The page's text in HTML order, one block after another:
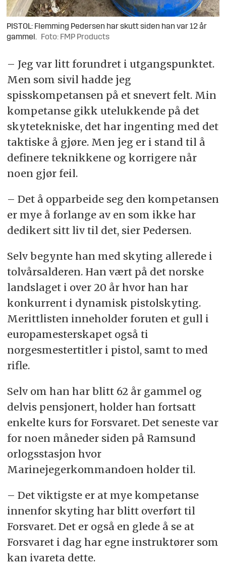
PISTOL: Flemming Pedersen har skutt siden han var 12 år
gammel.
Foto: FMP Products
– Jeg var litt forundret i utgangspunktet.
Men som sivil hadde jeg
spisskompetansen på et snevert felt. Min
kompetanse gikk utelukkende på det
skytetekniske, det har ingenting med det
taktiske å gjøre. Men jeg er i stand til å
definere teknikkene og korrigere når
noen gjør feil.
– Det å opparbeide seg den kompetansen
er mye å forlange av en som ikke har
dedikert sitt liv til det, sier Pedersen.
Selv begynte han med skyting allerede i
tolvårsalderen. Han vært på det norske
landslaget i over 20 år hvor han har
konkurrent i dynamisk pistolskyting.
Merittlisten inneholder foruten et gull i
europamesterskapet også ti
norgesmestertitler i pistol, samt to med
rifle.
Selv om han har blitt 62 år gammel og
delvis pensjonert, holder han fortsatt
enkelte kurs for Forsvaret. Det seneste var
for noen måneder siden på Ramsund
orlogsstasjon hvor
Marinejegerkommandoen holder til.
– Det viktigste er at mye kompetanse
innenfor skyting har blitt overført til
Forsvaret. Det er også en glede å se at
Forsvaret i dag har egne instruktører som
kan ivareta dette.